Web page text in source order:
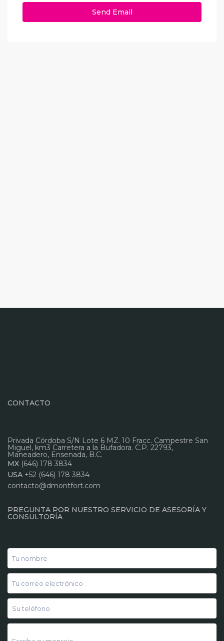
CONTACTO
Privada Córdoba S/N Lote 6 MZ. 10 Fracc. Campestre San
Miguel, km3 Carretera a la Bufadora. C.P. 22793,
Maneadero, Ensenada, B.C.
MX (646) 178 3834
USA +52 (646) 178 3834
contacto@dmontfort.com
PREGUNTA POR NUESTRO SERVICIO DE ASESORÍA Y
CONSULTORÍA